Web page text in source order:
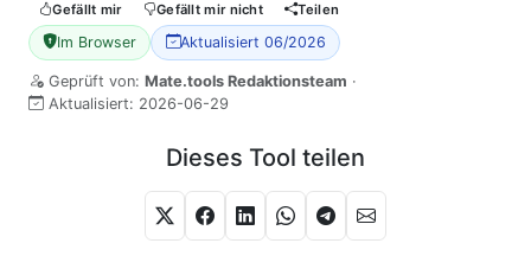
Gefällt mir Gefällt mir nicht Teilen
Im Browser Aktualisiert 06/2026
Geprüft von: Mate.tools Redaktionsteam ·
Aktualisiert: 2026-06-29
Dieses Tool teilen